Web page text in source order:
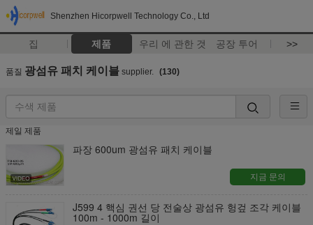
Shenzhen Hicorpwell Technology Co., Ltd
집 제품 우리 에 관한 것 공장 투어 >>
품질 광섬유 패치 케이블 supplier. (130)
제일 제품
파장 600um 광섬유 패치 케이블
지금 문의
J599 4 핵심 권선 당 전술상 광섬유 헝겊 조각 케이블
100m - 1000m 길이